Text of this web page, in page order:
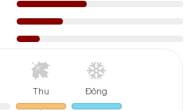
Thu Đông